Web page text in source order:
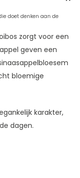
doet denken aan de
zorgt voor een
geven een
bloemige
karakter,
dagen.